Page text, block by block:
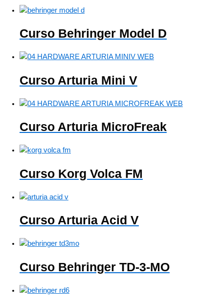
Curso Behringer Model D
Curso Arturia Mini V
Curso Arturia MicroFreak
Curso Korg Volca FM
Curso Arturia Acid V
Curso Behringer TD-3-MO